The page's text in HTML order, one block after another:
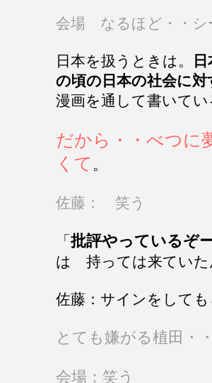
会場 なるほど・・シ
日本を扱うときは。
の頃の日本の社会に
漫画を通して書いて
だから・・べつに
くて 。
佐藤： 笑う
「 批評やっているぞ
は 持っては来ていた
佐藤：サインをして
とても嫌がる植田・
会場：笑う